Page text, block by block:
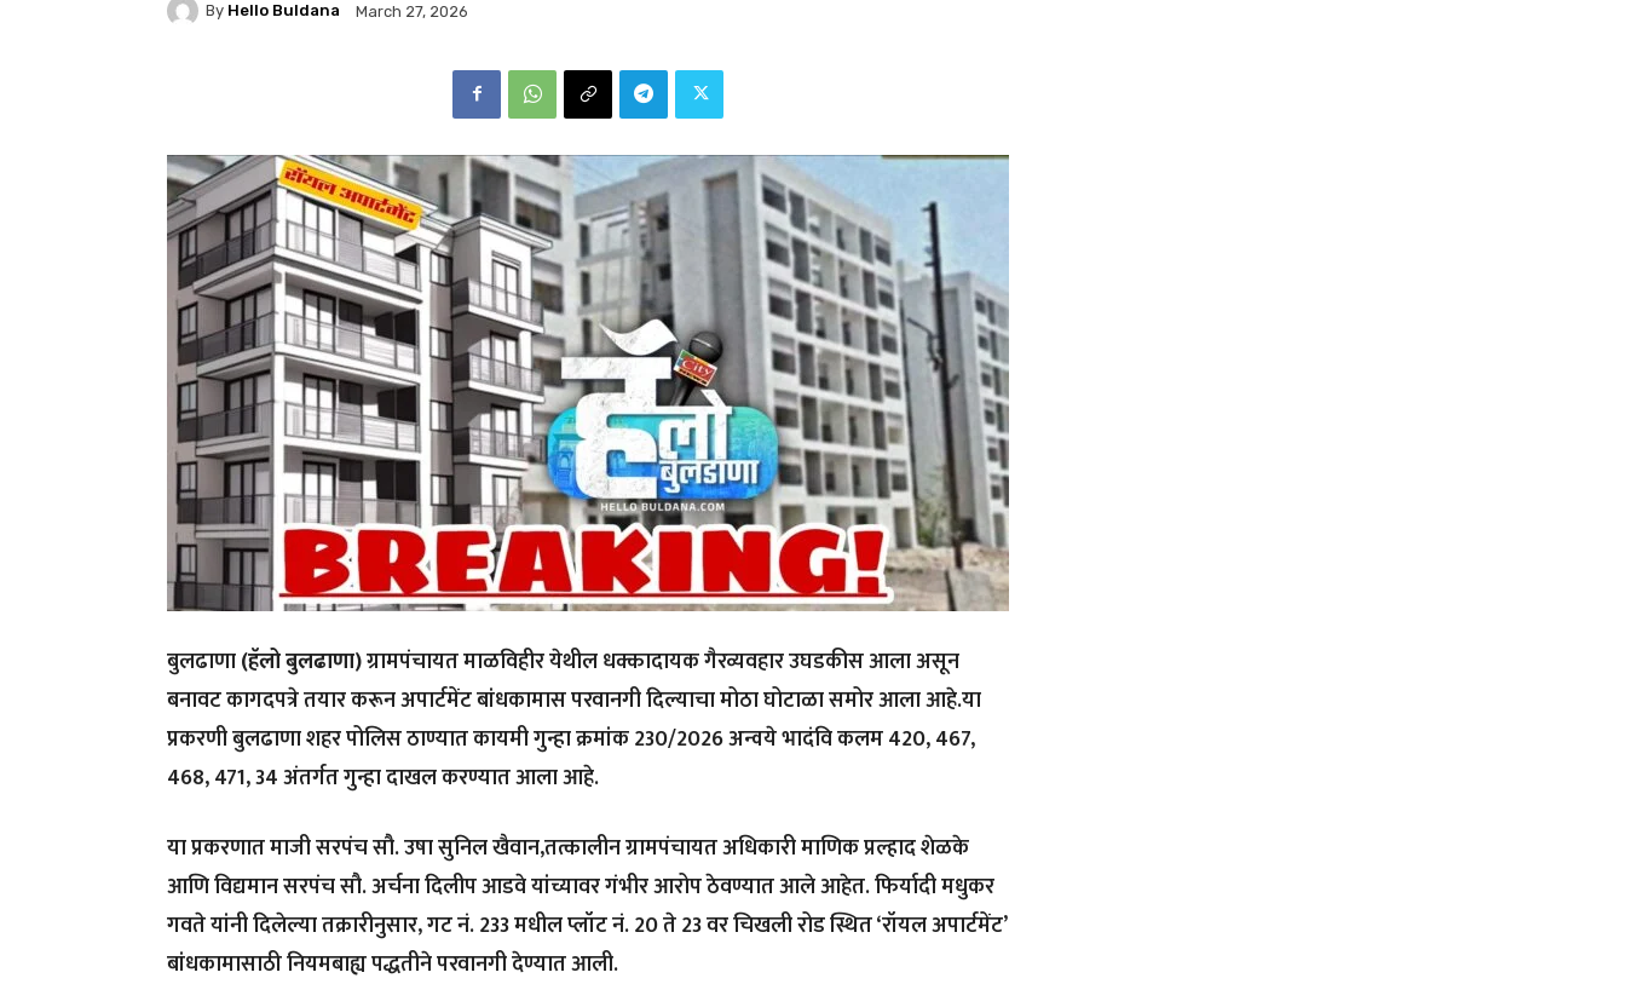
By Hello Buldana March 27, 2026
बुलढाणा(हॅलो बुलढाणा)ग्रामपंचायत माळविहीर येथील धक्कादायक गैरव्यवहार उघडकीस आला असून
बनावट कागदपत्रे तयार करून अपार्टमेंट बांधकामास परवानगी दिल्याचा मोठा घोटाळा समोर आला आहे.या
प्रकरणी बुलढाणा शहर पोलिस ठाण्यात कायमी गुन्हा क्रमांक 230/2026 अन्वये भादंवि कलम 420, 467,
468, 471, 34 अंतर्गत गुन्हा दाखल करण्यात आला आहे.
या प्रकरणात माजी सरपंच सौ. उषा सुनिल खैवान,तत्कालीन ग्रामपंचायत अधिकारी माणिक प्रल्हाद शेळके
आणि विद्यमान सरपंच सौ. अर्चना दिलीप आडवे यांच्यावर गंभीर आरोप ठेवण्यात आले आहेत. फिर्यादी मधुकर
गवते यांनी दिलेल्या तक्रारीनुसार, गट नं. 233 मधील प्लॉट नं. 20 ते 23 वर चिखली रोड स्थित ‘रॉयल अपार्टमेंट’
बांधकामासाठी नियमबाह्य पद्धतीने परवानगी देण्यात आली.